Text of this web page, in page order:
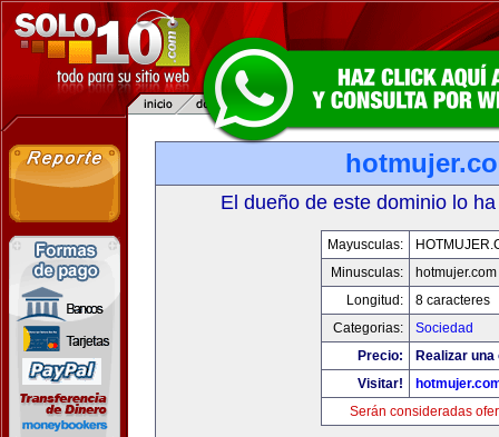
El dueño de este dominio lo
Mayusculas:
Minusculas:
hotmujer.com
Longitud:
8 caracteres
Categorias:
Sociedad
Precio:
Realizar
Visitar!
Serán consideradas